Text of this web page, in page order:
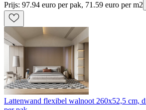
Prijs: 97.94 euro per pak, 71.59 euro per m2
Lattenwand flexibel walnoot 260x52,5 cm,